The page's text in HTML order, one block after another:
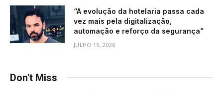
“A evolução da hotelaria passa cada
vez mais pela digitalização,
automação e reforço da segurança”
JULHO 15, 2026
Don't Miss